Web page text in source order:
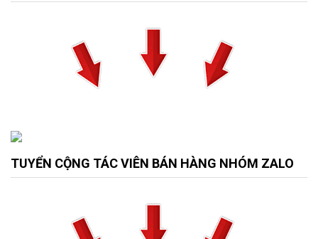
TUYỂN CỘNG TÁC VIÊN BÁN HÀNG NHÓM ZALO